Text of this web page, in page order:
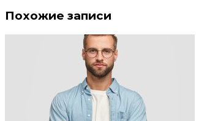
Похожие записи